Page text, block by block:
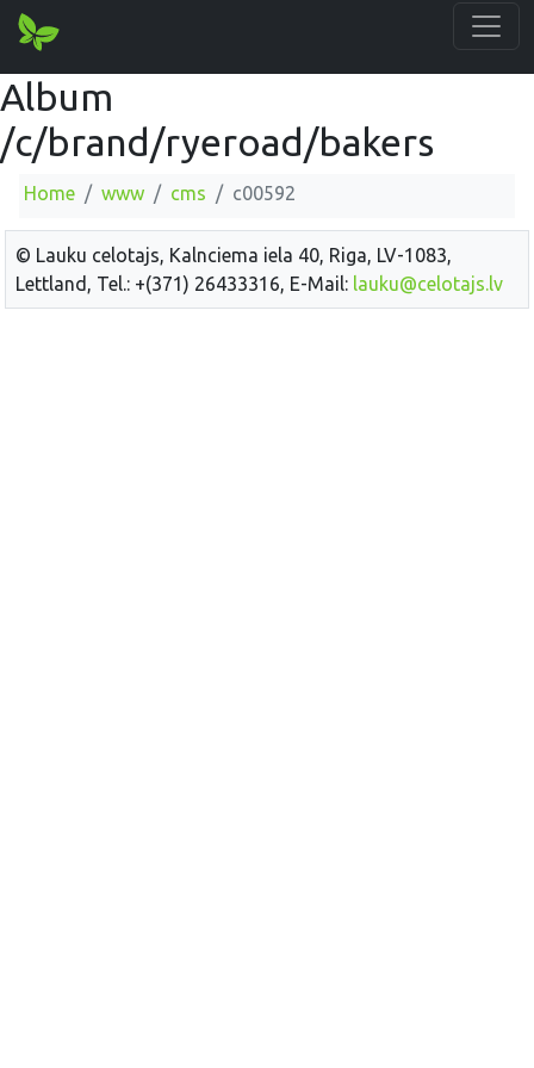
Album
/c/brand/ryeroad/bakers
Home www cms c00592
© Lauku celotajs, Kalnciema iela 40, Riga, LV-1083,
Lettland, Tel.: +(371) 26433316, E-Mail: lauku@celotajs.lv